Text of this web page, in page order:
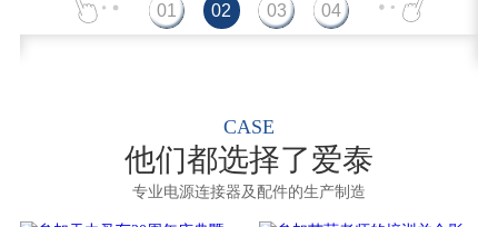
CASE
他们都选择了爱泰
专业电源连接器及配件的生产制造